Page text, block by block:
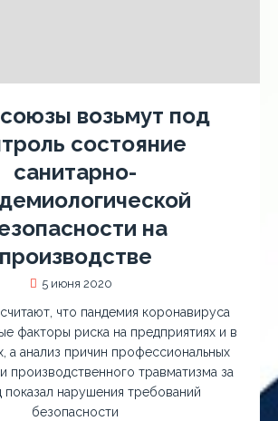
возьмут под
состояние
санитарно-
на
производстве
5 июня 2020
что пандемия коронавируса
факторы риска на предприятиях и в
а анализ причин профессиональных
производственного травматизма за
показал нарушения требований
безопасности